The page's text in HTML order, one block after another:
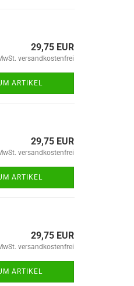
29,75 EUR
versandkostenfrei
ARTIKEL
29,75 EUR
versandkostenfrei
ARTIKEL
29,75 EUR
versandkostenfrei
ARTIKEL